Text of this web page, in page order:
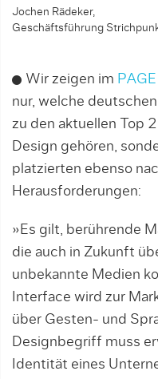
Jochen Rädeker,
Geschäftsführung
Wir zeigen im
nur, welche
zu den aktuellen Top
Design gehören,
platzierten ebenso
Herausforderungen:
»Es gilt, berührende
die auch in Zukunft
unbekannte Medien
Interface wird zur
über Gesten- und
Designbegriff muss
Identität eines